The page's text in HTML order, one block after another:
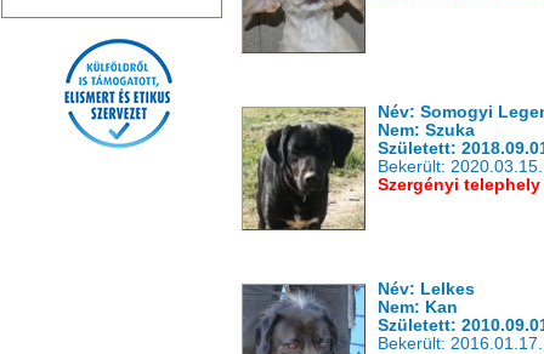
Név: Somogyi
Nem: Szuka
Született:
Bekerült: 2020.03.15.
Szergényi telephely
Név: Lelkes
Nem: Kan
Született:
Bekerült: 2016.01.17.